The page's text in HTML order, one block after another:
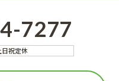
7277
日祝定休